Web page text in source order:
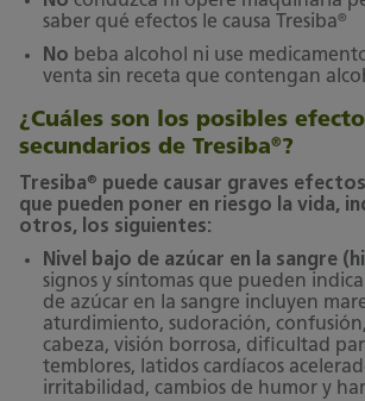
saber qué efectos le causa Tresiba®
No beba alcohol ni use
venta sin receta que contengan
¿Cuáles son los posibles
secundarios de Tresiba®?
Tresiba ®
puede causar graves
que pueden poner en riesgo la vida,
otros, los siguientes:
Nivel bajo de azúcar en la sangre
signos y síntomas que pueden
de azúcar en la sangre incluyen
aturdimiento, sudoración,
cabeza, visión borrosa, dificultad
temblores, latidos cardíacos
irritabilidad, cambios de humor y